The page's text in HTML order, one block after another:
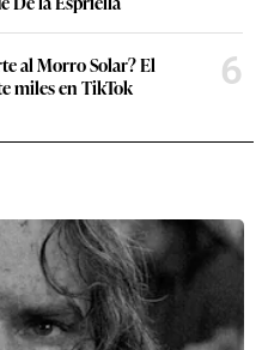
al Morro Solar? El
miles en TikTok
6